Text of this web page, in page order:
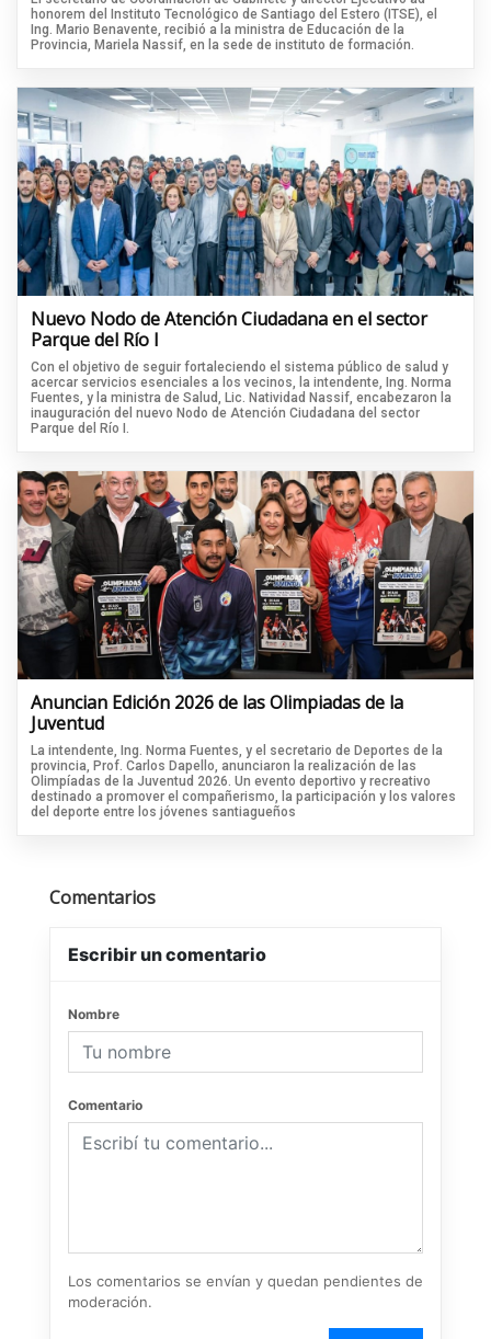
honorem del Instituto Tecnológico de Santiago del Estero (ITSE), el
Ing. Mario Benavente, recibió a la ministra de Educación de la
Provincia, Mariela Nassif, en la sede de instituto de formación.
Nuevo Nodo de Atención Ciudadana en el sector
Parque del Río I
Con el objetivo de seguir fortaleciendo el sistema público de salud y
acercar servicios esenciales a los vecinos, la intendente, Ing. Norma
Fuentes, y la ministra de Salud, Lic. Natividad Nassif, encabezaron la
inauguración del nuevo Nodo de Atención Ciudadana del sector
Parque del Río I.
Anuncian Edición 2026 de las Olimpiadas de la
Juventud
La intendente, Ing. Norma Fuentes, y el secretario de Deportes de la
provincia, Prof. Carlos Dapello, anunciaron la realización de las
Olimpíadas de la Juventud 2026. Un evento deportivo y recreativo
destinado a promover el compañerismo, la participación y los valores
del deporte entre los jóvenes santiagueños
Comentarios
Escribir un comentario
Nombre
Comentario
Los comentarios se envían y quedan pendientes de
moderación.